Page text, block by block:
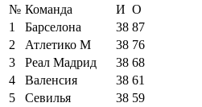
№ Команда И О
1
Барселона 38 87
2
Атлетико М 38 76
3
Реал Мадрид 38 68
4
Валенсия 38 61
5
Севилья 38 59